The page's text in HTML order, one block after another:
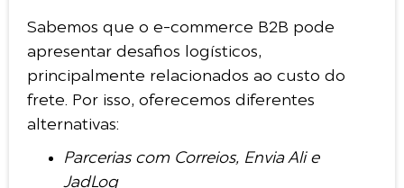
Sabemos que o e-commerce B2B pode
apresentar desafios logísticos,
principalmente relacionados ao custo do
frete. Por isso, oferecemos diferentes
alternativas:
Parcerias com Correios, Envia Ali e
JadLog